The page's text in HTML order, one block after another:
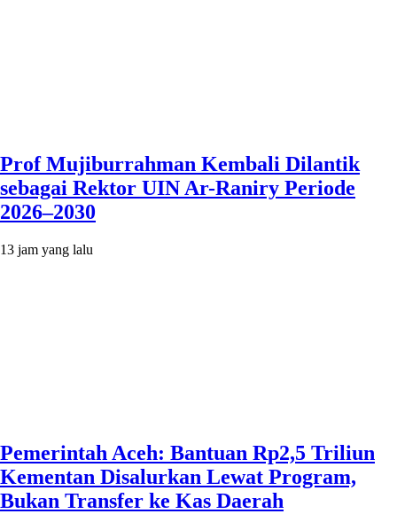
Prof Mujiburrahman Kembali Dilantik
sebagai Rektor UIN Ar-Raniry Periode
2026–2030
13 jam yang lalu
Pemerintah Aceh: Bantuan Rp2,5 Triliun
Kementan Disalurkan Lewat Program,
Bukan Transfer ke Kas Daerah